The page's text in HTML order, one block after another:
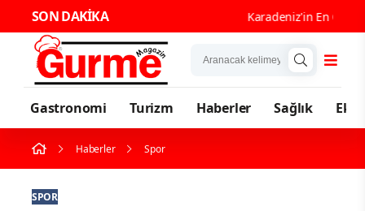
SON DAKİKA Karadeniz'in En Güçlü
Gastronomi Turizm Haberler Sağlık
Haberler Spor
SPOR